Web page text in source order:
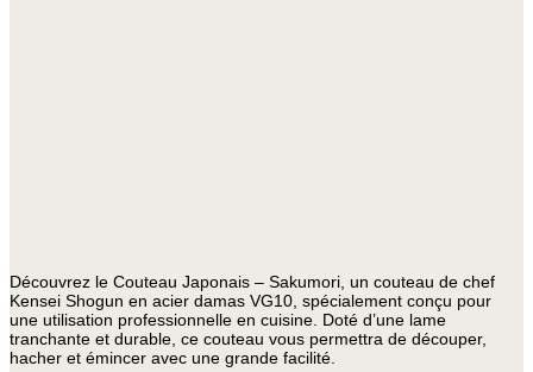
Découvrez le Couteau Japonais – Sakumori, un couteau de chef
Kensei Shogun en acier damas VG10, spécialement conçu pour
une utilisation professionnelle en cuisine. Doté d’une lame
tranchante et durable, ce couteau vous permettra de découper,
hacher et émincer avec une grande facilité.